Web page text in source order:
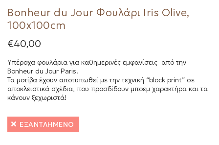
Bonheur du Jour Φουλάρι Iris Olive,
100x100cm
€40,00
Υπέροχα φουλάρια για καθημερινές εμφανίσεις από την
Bonheur du Jour Paris.
Τα μοτίβα έχουν αποτυπωθεί με την τεχνική “block print” σε
αποκλειστικά σχέδια, που προσδίδουν μποεμ χαρακτήρα και τα
κάνουν ξεχωριστά!
ΕΞΑΝΤΛΗΜΈΝΟ